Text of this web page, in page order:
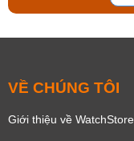
VỀ CHÚNG TÔI
Giới thiệu về WatchStore